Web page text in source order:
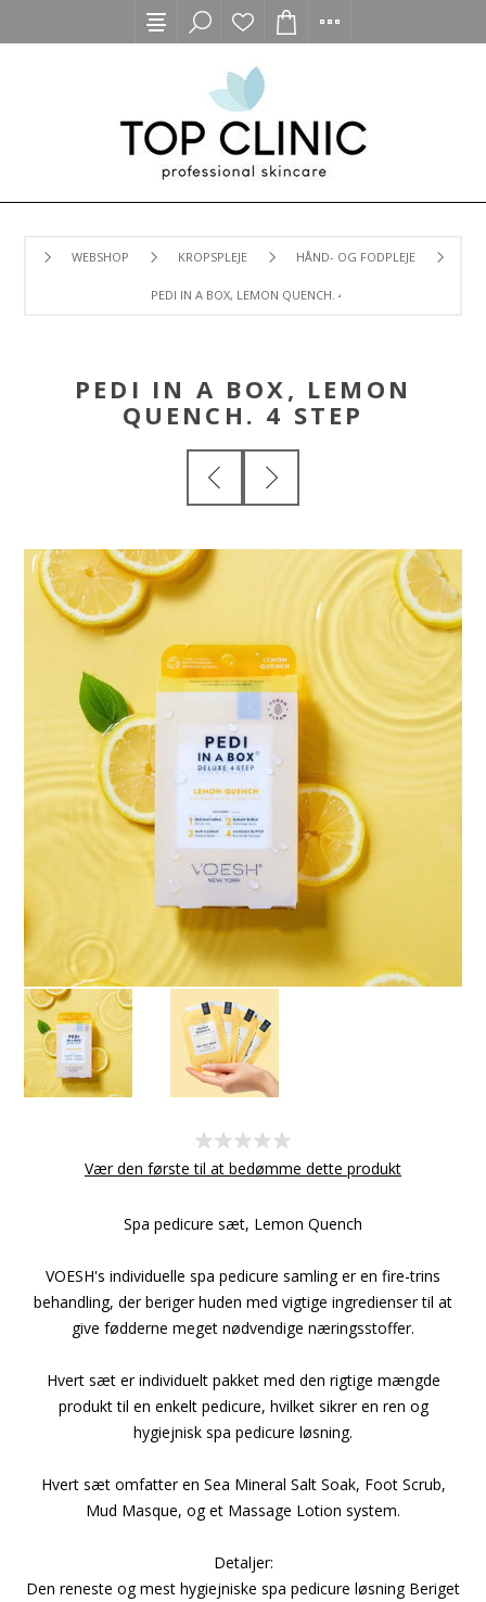
WEBSHOP KROPSPLEJE HÅND- OG FODPLEJE
PEDI IN A BOX, LEMON QUENCH. 4 STEP
PEDI IN A BOX, LEMON
QUENCH. 4 STEP
Vær den første til at bedømme dette produkt
Spa pedicure sæt, Lemon Quench
VOESH's individuelle spa pedicure samling er en fire-trins
behandling, der beriger huden med vigtige ingredienser til at
give fødderne meget nødvendige næringsstoffer.
Hvert sæt er individuelt pakket med den rigtige mængde
produkt til en enkelt pedicure, hvilket sikrer en ren og
hygiejnisk spa pedicure løsning.
Hvert sæt omfatter en Sea Mineral Salt Soak, Foot Scrub,
Mud Masque, og et Massage Lotion system.
Detaljer:
Den reneste og mest hygiejniske spa pedicure løsning Beriget